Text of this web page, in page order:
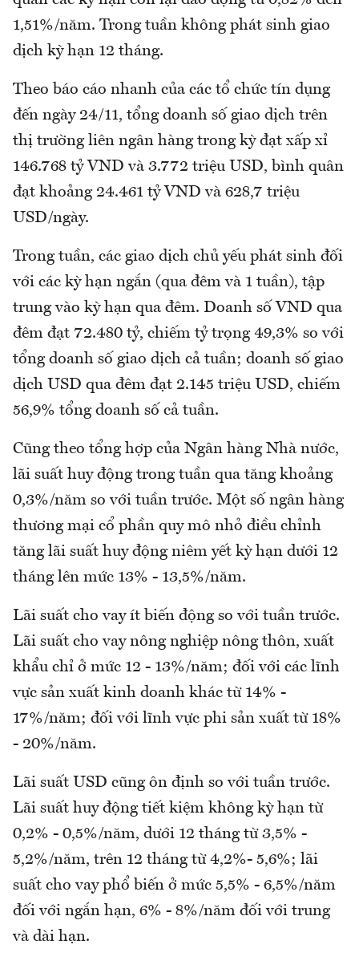
1,51%/năm. Trong tuần không phát sinh giao
dịch kỳ hạn 12 tháng.
Theo báo cáo nhanh của các tổ chức tín dụng
đến ngày 24/11, tổng doanh số giao dịch trên
thị trường liên ngân hàng trong kỳ đạt xấp xỉ
146.768 tỷ VND và 3.772 triệu USD, bình quân
đạt khoảng 24.461 tỷ VND và 628,7 triệu
USD/ngày.
Trong tuần, các giao dịch chủ yếu phát sinh đối
với các kỳ hạn ngắn (qua đêm và 1 tuần), tập
trung vào kỳ hạn qua đêm. Doanh số VND qua
đêm đạt 72.480 tỷ, chiếm tỷ trọng 49,3% so với
tổng doanh số giao dịch cả tuần; doanh số giao
dịch USD qua đêm đạt 2.145 triệu USD, chiếm
56,9% tổng doanh số cả tuần.
Cũng theo tổng hợp của Ngân hàng Nhà nước,
lãi suất huy động trong tuần qua tăng khoảng
0,3%/năm so với tuần trước. Một số ngân hàng
thương mại cổ phần quy mô nhỏ điều chỉnh
tăng lãi suất huy động niêm yết kỳ hạn dưới 12
tháng lên mức 13% - 13,5%/năm.
Lãi suất cho vay ít biến động so với tuần trước.
Lãi suất cho vay nông nghiệp nông thôn, xuất
khẩu chỉ ở mức 12 - 13%/năm; đối với các lĩnh
vực sản xuất kinh doanh khác từ 14% -
17%/năm; đối với lĩnh vực phi sản xuất từ 18%
- 20%/năm.
Lãi suất USD cũng ôn định so với tuần trước.
Lãi suất huy động tiết kiệm không kỳ hạn từ
0,2% - 0,5%/năm, dưới 12 tháng từ 3,5% -
5,2%/năm, trên 12 tháng từ 4,2%- 5,6%; lãi
suất cho vay phổ biến ở mức 5,5% - 6,5%/năm
đối với ngắn hạn, 6% - 8%/năm đối với trung
và dài hạn.